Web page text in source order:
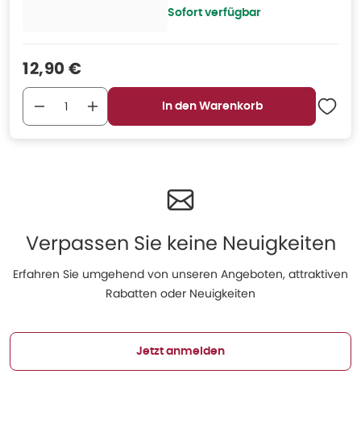
Sofort verfügbar
Verkaufspreis
12,90 €
In den Warenkorb
Verpassen Sie keine Neuigkeiten
Erfahren Sie umgehend von unseren Angeboten, attraktiven
Rabatten oder Neuigkeiten
Jetzt anmelden